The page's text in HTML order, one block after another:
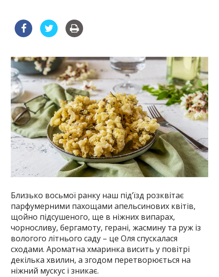
Близько восьмої ранку наш під’їзд розквітає
парфумерними пахощами апельсинових квітів,
щойно підсушеного, ще в ніжних випарах,
чорносливу, бергамоту, герані, жасмину та руж із
вологого літнього саду – це Оля спускалася
сходами. Ароматна хмаринка висить у повітрі
декілька хвилин, а згодом перетворюється на
ніжний мускус і зникає.